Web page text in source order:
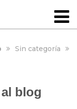
Sin categoría
blog